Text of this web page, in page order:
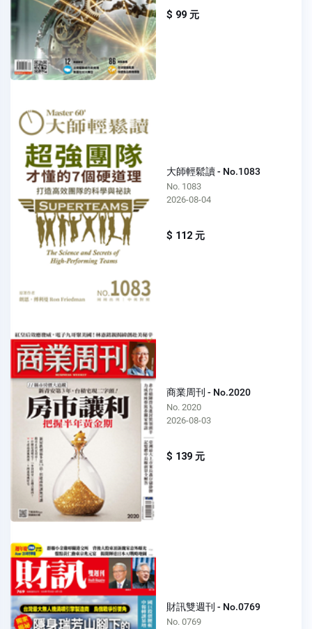
$ 99 元
大師輕鬆讀 - No.1083
No. 1083
2026-08-04
$ 112 元
商業周刊 - No.2020
No. 2020
2026-08-03
$ 139 元
財訊雙週刊 - No.0769
No. 0769